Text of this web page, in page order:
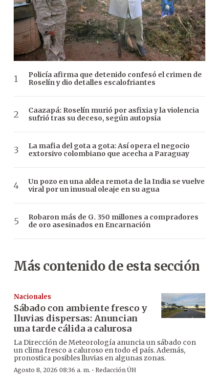
Policía afirma que detenido confesó el crimen de
Roselín y dio detalles escalofriantes
Caazapá: Roselín murió por asfixia y la violencia
sufrió tras su deceso, según autopsia
La mafia del gota a gota: Así opera el negocio
extorsivo colombiano que acecha a Paraguay
Un pozo en una aldea remota de la India se vuelve
viral por un inusual oleaje en su agua
Robaron más de G. 350 millones a compradores
de oro asesinados en Encarnación
Más contenido de esta sección
Nacionales
Sábado con ambiente fresco y
lluvias dispersas: Anuncian
una tarde cálida a calurosa
La Dirección de Meteorología anuncia un sábado con
un clima fresco a caluroso en todo el país. Además,
pronostica posibles lluvias en algunas zonas.
Agosto 8, 2026 08:36 a. m. · Redacción ÚH